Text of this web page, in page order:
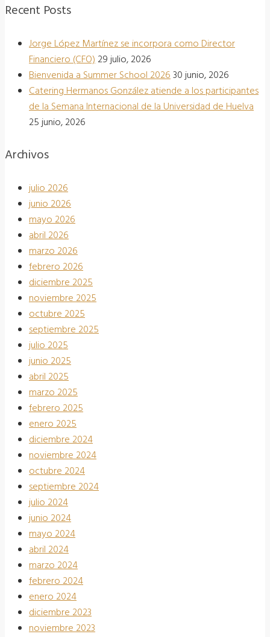
Recent Posts
Jorge López Martínez se incorpora como Director
Financiero (CFO)29 julio, 2026
Bienvenida a Summer School 202630 junio, 2026
Catering Hermanos González atiende a los participantes
de la Semana Internacional de la Universidad de Huelva
25 junio, 2026
Archivos
julio 2026
junio 2026
mayo 2026
abril 2026
marzo 2026
febrero 2026
diciembre 2025
noviembre 2025
octubre 2025
septiembre 2025
julio 2025
junio 2025
abril 2025
marzo 2025
febrero 2025
enero 2025
diciembre 2024
noviembre 2024
octubre 2024
septiembre 2024
julio 2024
junio 2024
mayo 2024
abril 2024
marzo 2024
febrero 2024
enero 2024
diciembre 2023
noviembre 2023